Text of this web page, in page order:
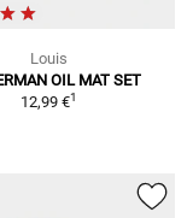
Louis
OIL MAT SET
12,99 €1